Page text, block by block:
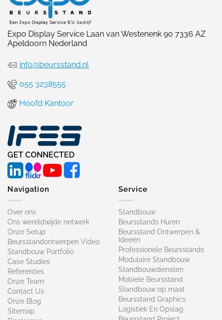
Expo Display Service Laan van Westenenk 90 7336 AZ
Apeldoorn Nederland
info@beursstand.nl
055 3238555
Hoofd Kantoor
GET CONNECTED
Navigation
Over ons
Ons wereldwijde netwerk
Onze Setup
Beursstandontwerpen Video
Standbouw Portfolio
Case Studies
Referenties
Onze Team
Contact Us
Onze Blog
Sitemap
Service
Standbouw
Beursstands Huren
Beursstand Ontwerpen &
Ideeën
Professionele Beursstands
Modulaire Standbouw
Standbouwdiensten
Mobiele Beursstand
Standbouw op maat​
Beursstand Graphics
Logistiek En Opslag